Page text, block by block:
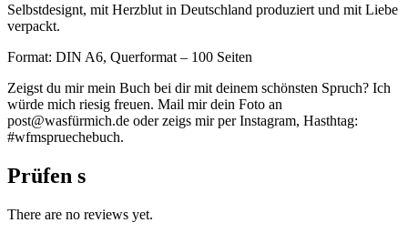
Selbstdesignt, mit Herzblut in Deutschland produziert und mit Liebe
verpackt.
Format: DIN A6, Querformat – 100 Seiten
Zeigst du mir mein Buch bei dir mit deinem schönsten Spruch? Ich
würde mich riesig freuen. Mail mir dein Foto an
post@wasfürmich.de oder zeigs mir per Instagram, Hasthtag:
#wfmspruechebuch.
Prüfen s
There are no reviews yet.